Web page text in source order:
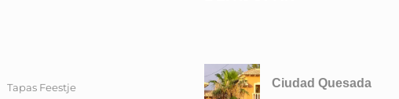
Tapas Feestje Ciudad Quesada